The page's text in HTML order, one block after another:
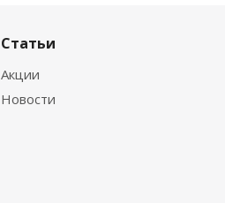
Статьи
Акции
Новости